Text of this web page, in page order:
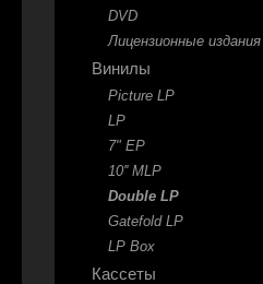
DVD
Лицензионные издания
Винилы
Picture LP
LP
7" EP
10'' MLP
Double LP
Gatefold LP
LP Box
Кассеты